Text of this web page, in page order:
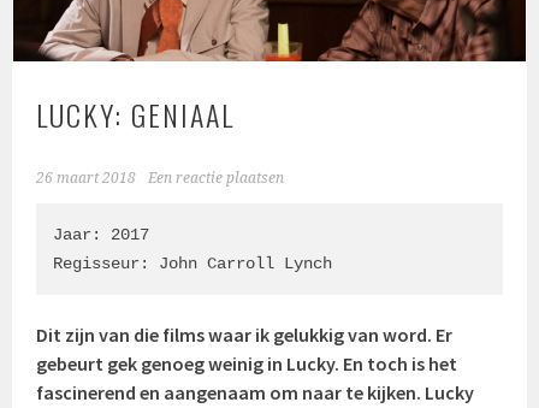
LUCKY: GENIAAL
26 maart 2018 Een reactie plaatsen
Jaar: 2017
Regisseur: John Carroll Lynch
Dit zijn van die films waar ik gelukkig van word. Er
gebeurt gek genoeg weinig in Lucky. En toch is het
fascinerend en aangenaam om naar te kijken. Lucky